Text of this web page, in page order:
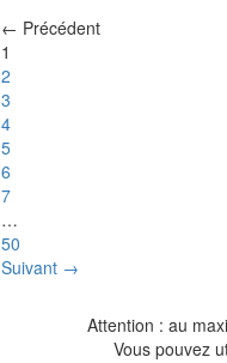
← Précédent
1
2
3
4
5
6
7
…
50
Suivant →
Attention : au
Vous pouvez